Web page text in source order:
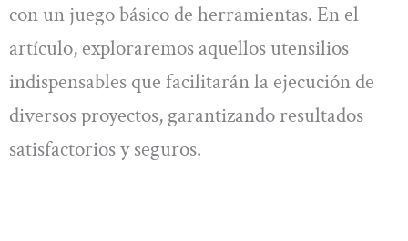
con un juego básico de herramientas. En el
artículo, exploraremos aquellos utensilios
indispensables que facilitarán la ejecución de
diversos proyectos, garantizando resultados
satisfactorios y seguros.